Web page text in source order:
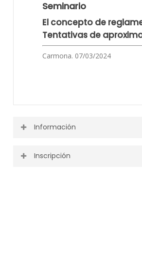
Seminario
El concepto de
Tentativas de
Carmona. 07/03/2024
Información
Puedes ver toda la información o
Inscripción